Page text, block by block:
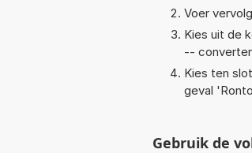
Voer
Kies uit de
--
Kies ten
geval '
Gebruik de